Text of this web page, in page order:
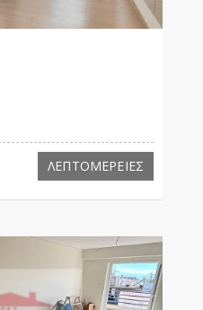
ΛΕΠΤΟΜΕΡΕΙΕΣ